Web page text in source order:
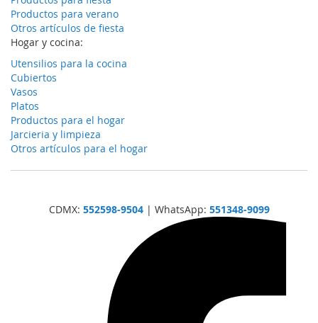
Productos para verano
Otros artículos de fiesta
Hogar y cocina:
Utensilios para la cocina
Cubiertos
Vasos
Platos
Productos para el hogar
Jarcieria y limpieza
Otros artículos para el hogar
CDMX: 552598-9504| WhatsApp: 551348-9099